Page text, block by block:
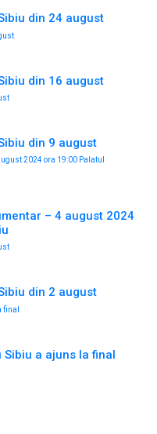
din 24 august
din 16 august
din 9 august
– 4 august 2024
din 2 august
a ajuns la final